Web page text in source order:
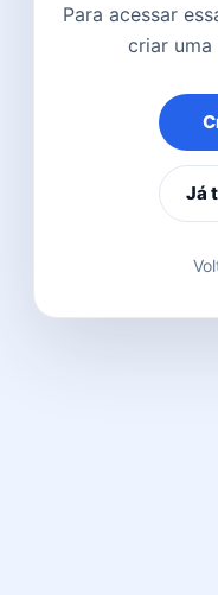
Para acessar
criar
Já